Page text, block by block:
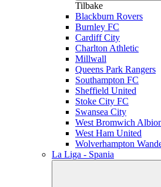
Tilbake
Blackburn Rovers
Burnley FC
Cardiff City
Charlton Athletic
Millwall
Queens Park Rangers
Southampton FC
Sheffield United
Stoke City FC
Swansea City
West Bromwich
West Ham United
Wolverhampton
La Liga - Spania